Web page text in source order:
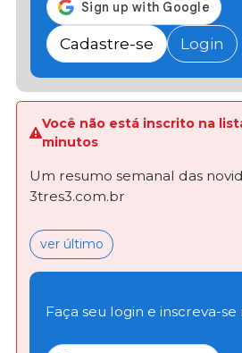
Cadastre-se Login
Você não está inscrito na
minutos
Um resumo semanal das
3tres3.com.br
ver último
Faça seu login e inscreva-se